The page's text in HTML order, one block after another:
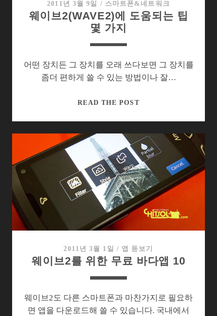
돌
아
2011년 3월 9일 / 스마트폰&네트워크
웨이브2(WAVE2)에 도움되는 팁
몇 가지
어떤 장치든 그 장치를 오래 쓰다보면 그 장치를
좀더 편하게 쓸 수 있는 방법이나 잘…
READ THE POST웨
2(WAVE2)
에
도
움
되
는
팁
지
2011년 3월 1일 / 앱 돋보기
웨이브2를 위한 무료 바다앱 10
웨이브2도 다른 스마트폰과 마찬가지로 필요하
면 앱을 다운로드해 쓸 수 있습니다. 국내에서